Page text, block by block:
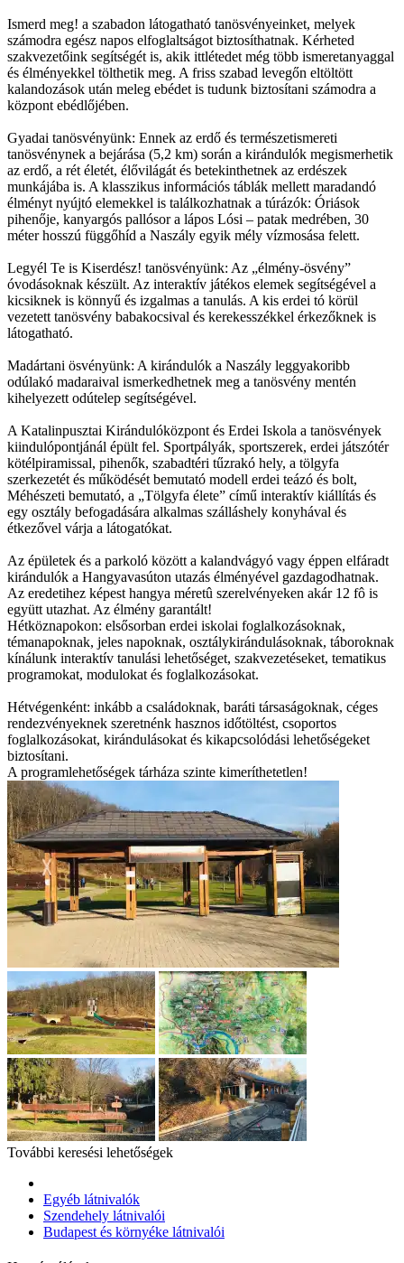
Ismerd meg! a szabadon látogatható tanösvényeinket, melyek
számodra egész napos elfoglaltságot biztosíthatnak. Kérheted
szakvezetőink segítségét is, akik ittlétedet még több ismeretanyaggal
és élményekkel tölthetik meg. A friss szabad levegőn eltöltött
kalandozások után meleg ebédet is tudunk biztosítani számodra a
központ ebédlőjében.
Gyadai tanösvényünk: Ennek az erdő és természetismereti
tanösvénynek a bejárása (5,2 km) során a kirándulók megismerhetik
az erdő, a rét életét, élővilágát és betekinthetnek az erdészek
munkájába is. A klasszikus információs táblák mellett maradandó
élményt nyújtó elemekkel is találkozhatnak a túrázók: Óriások
pihenője, kanyargós pallósor a lápos Lósi – patak medrében, 30
méter hosszú függőhíd a Naszály egyik mély vízmosása felett.
Legyél Te is Kiserdész! tanösvényünk: Az „élmény-ösvény”
óvodásoknak készült. Az interaktív játékos elemek segítségével a
kicsiknek is könnyű és izgalmas a tanulás. A kis erdei tó körül
vezetett tanösvény babakocsival és kerekesszékkel érkezőknek is
látogatható.
Madártani ösvényünk: A kirándulók a Naszály leggyakoribb
odúlakó madaraival ismerkedhetnek meg a tanösvény mentén
kihelyezett odútelep segítségével.
A Katalinpusztai Kirándulóközpont és Erdei Iskola a tanösvények
kiindulópontjánál épült fel. Sportpályák, sportszerek, erdei játszótér
kötélpiramissal, pihenők, szabadtéri tűzrakó hely, a tölgyfa
szerkezetét és működését bemutató modell erdei teázó és bolt,
Méhészeti bemutató, a „Tölgyfa élete” című interaktív kiállítás és
egy osztály befogadására alkalmas szálláshely konyhával és
étkezővel várja a látogatókat.
Az épületek és a parkoló között a kalandvágyó vagy éppen elfáradt
kirándulók a Hangyavasúton utazás élményével gazdagodhatnak.
Az eredetihez képest hangya méretû szerelvényeken akár 12 fô is
együtt utazhat. Az élmény garantált!
Hétköznapokon: elsősorban erdei iskolai foglalkozásoknak,
témanapoknak, jeles napoknak, osztálykirándulásoknak, táboroknak
kínálunk interaktív tanulási lehetőséget, szakvezetéseket, tematikus
programokat, modulokat és foglalkozásokat.
Hétvégenként: inkább a családoknak, baráti társaságoknak, céges
rendezvényeknek szeretnénk hasznos időtöltést, csoportos
foglalkozásokat, kirándulásokat és kikapcsolódási lehetőségeket
biztosítani.
A programlehetőségek tárháza szinte kimeríthetetlen!
További keresési lehetőségek
Egyéb látnivalók
Szendehely látnivalói
Budapest és környéke látnivalói